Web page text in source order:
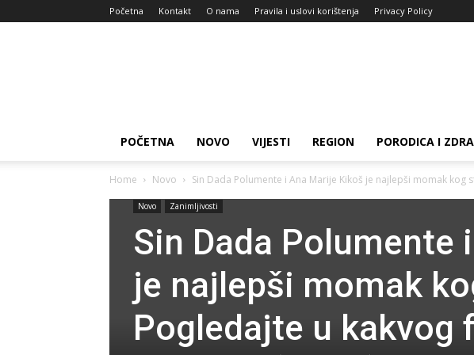
Početna Kontakt O nama Pravila i uslovi korištenja Privacy Policy
POČETNA NOVO VIJESTI REGION PORODICA I
Home Novo Sin Dada Polumente i Ana Marije Kikoš je najlepši momak kog
Novo Zanimljivosti
Sin Dada Polumente
je najlepši momak
Pogledajte u kakvog